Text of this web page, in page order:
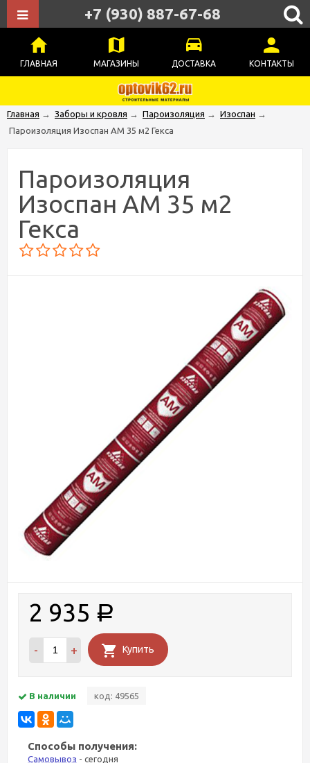
ГЛАВНАЯ МАГАЗИНЫ ДОСТАВКА КОНТАКТЫ
+7 (930) 887-67-68
Главная → Заборы и кровля → Пароизоляция → Изоспан →
Пароизоляция Изоспан AM 35 м2 Гекса
Пароизоляция
Изоспан AM 35 м2
Гекса
2 935 Р
- + Купить
В наличии код: 49565
Способы получения:
Самовывоз - сегодня